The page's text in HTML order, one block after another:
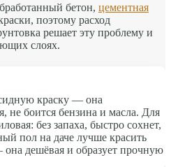
бетон, цементная
поэтому расход
решает эту проблему и
слоях.
краску — она
не боится бензина и масла. Для
без запаха, быстро сохнет,
пол на даче лучше красить
дешёвая и образует прочную